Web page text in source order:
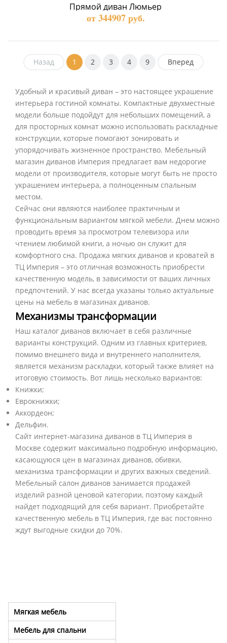
Прямой диван Люмьер
от 344907 руб.
Назад 1 2 3 4 9 Вперед
Удобный и красивый диван – это настоящее украшение
интерьера гостиной комнаты. Компактные двухместные
модели больше подойдут для небольших помещений, а
для просторных комнат можно использовать раскладные
конструкции, которые помогают зонировать и
упорядочивать жизненное пространство. Мебельный
магазин диванов Империя предлагает вам недорогие
модели от производителя, которые могут быть не просто
украшением интерьера, а полноценным спальным
местом.
Сейчас они являются наиболее практичным и
функциональным вариантом мягкой мебели. Днем можно
проводить время за просмотром телевизора или
чтением любимой книги, а ночью он служит для
комфортного сна. Продажа мягких диванов и кроватей в
ТЦ Империя – это отличная возможность приобрести
качественную модель, в зависимости от ваших личных
предпочтений. У нас всегда указаны только актуальные
цены на мебель в магазинах диванов.
Механизмы трансформации
Наш каталог диванов включает в себя различные
варианты конструкций. Одним из главных критериев,
помимо внешнего вида и внутреннего наполнителя,
является механизм раскладки, который также влияет на
итоговую стоимость. Вот лишь несколько вариантов:
Книжки;
Еврокнижки;
Аккордеон;
Дельфин.
Сайт интернет-магазина диванов в ТЦ Империя в
Москве содержит максимально подробную информацию,
касающуюся цен в магазинах диванов, обивки,
механизма трансформации и других важных сведений.
Мебельный салон диванов занимается продажей
изделий разной ценовой категории, поэтому каждый
найдет подходящий для себя вариант. Приобретайте
качественную мебель в ТЦ Империя, где вас постоянно
ждут выгодные скидки до 70%.
Мягкая мебель
Мебель для спальни